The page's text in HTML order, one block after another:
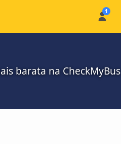
barata na CheckMyBus